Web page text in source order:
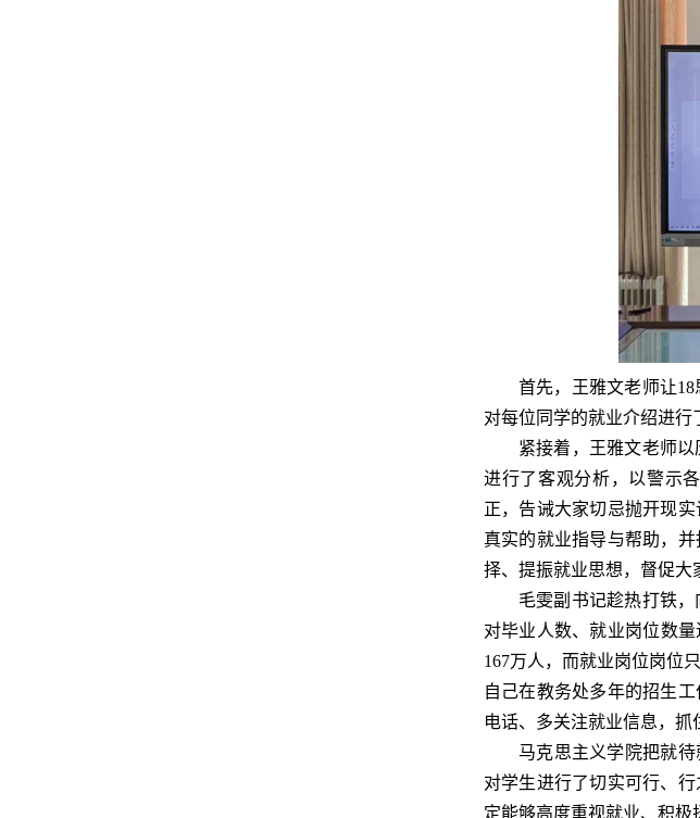
首先，王雅文老师让
对每位同学的就业介绍进行
紧接着，王雅文老师
进行了客观分析，以警示
正，告诫大家切忌抛开现
真实的就业指导与帮助，
择、提振就业思想，督促大
毛雯副书记趁热打铁
对毕业人数、就业岗位数量
167万人，而就业岗位岗位
自己在教务处多年的招生
电话、多关注就业信息，抓
马克思主义学院把就
对学生进行了切实可行、
定能够高度重视就业、积极